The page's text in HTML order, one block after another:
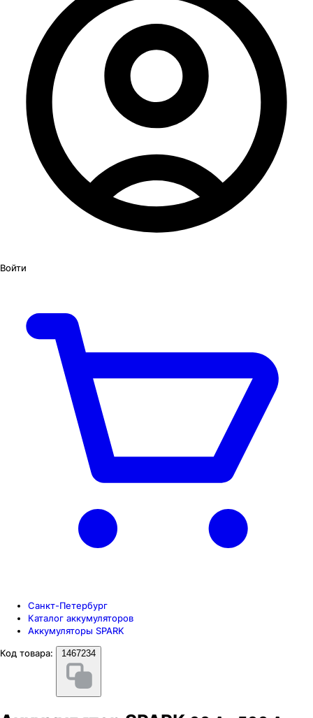
Войти
Санкт-Петербург
Каталог аккумуляторов
Аккумуляторы SPARK
Код товара:
1467234